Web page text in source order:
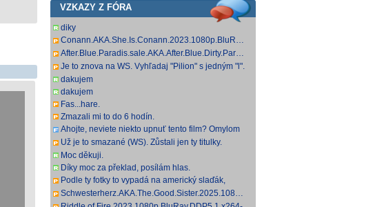
VZKAZY Z FÓRA
diky
Conann.AKA.She.Is.Conann.2023.1080p.BluRay.DDP5.1.x264-
SbR [14,53 GB]
SbR [15,19 GB]
Je to znova na WS. Vyhľadaj "Pilion" s jedným "l".
dakujem
dakujem
Fas...hare.
Zmazali mi to do 6 hodín.
Ahojte, neviete niekto upnuť tento film? Omylom
som ho vymazal a neviem ho nikde nájsť. Robil
som na
Už je to smazané (WS). Zůstali jen ty titulky.
Moc děkuji.
Díky moc za překlad, posílám hlas.
Podle ty fotky to vypadá na americký slaďák,
ovšem opak je pravdou..... Kdysi jsem četl i
Schwesterherz.AKA.The.Good.Sister.2025.1080p.AMZN.WEB-
DL.DDP5.1.H.264-cinepth [5,88 GB] Nemecké